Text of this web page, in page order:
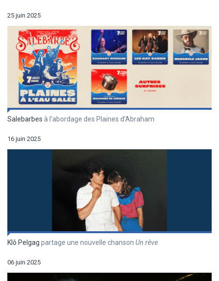
25 juin 2025
Salebarbes à l’abordage des Plaines d’Abraham
16 juin 2025
Klô Pelgag partage une nouvelle chanson Un rêve
06 juin 2025